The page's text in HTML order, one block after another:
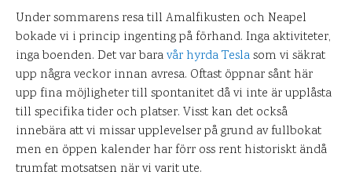
Under sommarens resa till Amalfikusten och Neapel
bokade vi i princip ingenting på förhand. Inga aktiviteter,
inga boenden. Det var baravår hyrda Teslasom vi säkrat
upp några veckor innan avresa. Oftast öppnar sånt här
upp fina möjligheter till spontanitet då vi inte är upplåsta
till specifika tider och platser. Visst kan det också
innebära att vi missar upplevelser på grund av fullbokat
men en öppen kalender har förr oss rent historiskt ändå
trumfat motsatsen när vi varit ute.